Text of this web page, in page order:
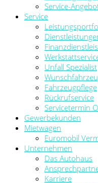
Service-
Service
Unfall Spezialist
Fahrzeugpflege
Rückrufservice
Servicetermin
Gewerbekunden
Mietwagen
Euromobil
Unternehmen
Das Autohaus
Karriere